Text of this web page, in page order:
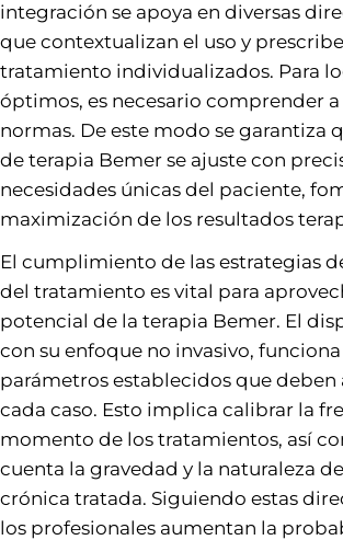
integración se apoya en diversas
que contextualizan el uso y
tratamiento individualizados. Para
óptimos, es necesario comprender
normas. De este modo se garantiza
de terapia Bemer se ajuste con
necesidades únicas del paciente,
maximización de los resultados
El cumplimiento de las estrategias
del tratamiento es vital para
potencial de la terapia Bemer. El
con su enfoque no invasivo,
parámetros establecidos que deben
cada caso. Esto implica calibrar la
momento de los tratamientos, así
cuenta la gravedad y la naturaleza
crónica tratada. Siguiendo estas
los profesionales aumentan la